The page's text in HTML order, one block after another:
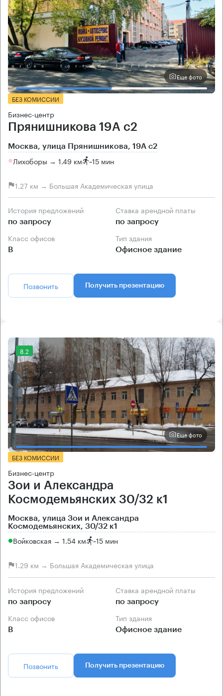
Еще фото
БЕЗ КОМИССИИ
Бизнес-центр
Прянишникова 19А с2
Москва, улица Прянишникова, 19А с2
Лихоборы → 1.49 км ~15 мин
1.27 км → Большая Академическая улица
История предложений
по запросу
Ставка арендной платы
по запросу
Класс офисов
B
Тип здания
Офисное здание
Позвонить Получить презентацию
8.2
Еще фото
БЕЗ КОМИССИИ
Бизнес-центр
Зои и Александра
Космодемьянских 30/32 к1
Москва, улица Зои и Александра
Космодемьянских, 30/32 к1
Войковская → 1.54 км ~15 мин
1.29 км → Большая Академическая улица
История предложений
по запросу
Ставка арендной платы
по запросу
Класс офисов
B
Тип здания
Офисное здание
Позвонить Получить презентацию